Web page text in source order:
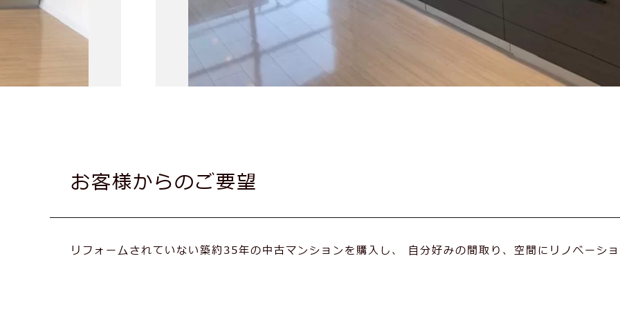
お客様からのご要望
リフォームされていない築約35年の中古マンションを購入し、 自分好みの間取り、空間にリノベーシ